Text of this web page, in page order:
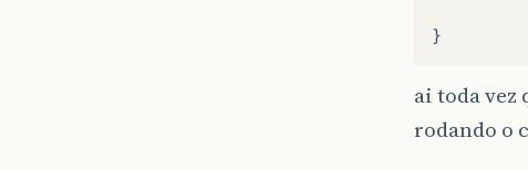
ai toda vez
rodando o